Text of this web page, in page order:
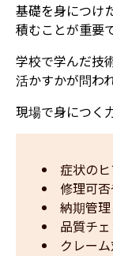
基礎を身につけ
積むことが重要で
学校で学んだ技
活かすかが問わ
現場で身につく
症状の
修理可
納期管
品質チ
クレー